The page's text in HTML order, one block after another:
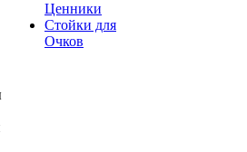
Ценники
Стойки для
Очков